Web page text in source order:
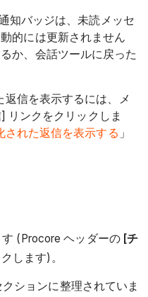
知バッジは、未読メッセ
的には更新されません
か、会話ツールに戻った
信を表示するには、メ
リンクをクリックしま
された返信を表示する 」
(Procore ヘッダーの [チ
します)。
ションに整理されていま